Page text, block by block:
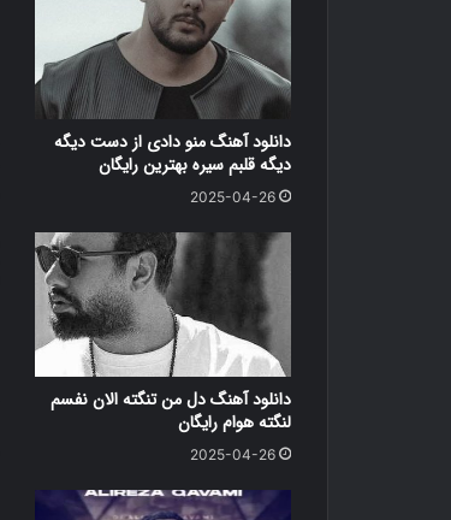
دانلود آهنگ منو دادی از دست دیگه
دیگه قلبم سیره بهترین رایگان
2025-04-26
دانلود آهنگ دل من تنگته الان نفسم
لنگته هوام رایگان
2025-04-26